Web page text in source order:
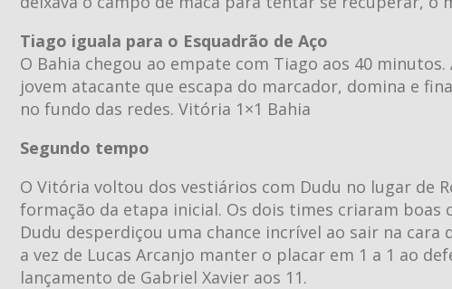
Tiago iguala para o Esquadrão de Aço
O Bahia chegou ao empate com Tiago aos 40
jovem atacante que escapa do marcador, domina e
no fundo das redes. Vitória 1×1 Bahia
Segundo tempo
O Vitória voltou dos vestiários com Dudu no lugar de
formação da etapa inicial. Os dois times criaram boas
Dudu desperdiçou uma chance incrível ao sair na
a vez de Lucas Arcanjo manter o placar em 1 a 1 ao
lançamento de Gabriel Xavier aos 11.